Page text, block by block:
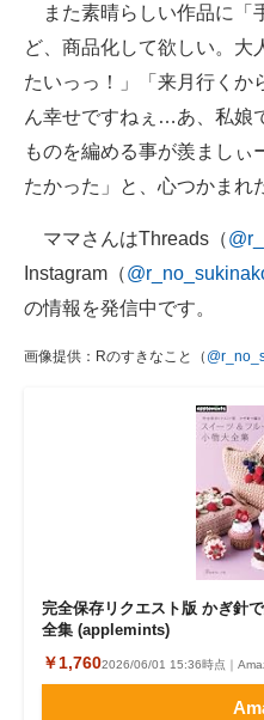
また素晴らしい作品に「
ど、商品化して欲しい。大
たいっっ！」「来月行くか
ん幸せですねぇ…あ、私娘
ものを編める事が羨ましぃ
たかった」と、心つかまれ
ママさんはThreads（
Instagram（
の情報を発信中です。
画像提供：Rのすきなこと（
完全保存リクエスト版 かぎ針
全集 (applemints)
￥1,7602026/06/01 15:36時点｜